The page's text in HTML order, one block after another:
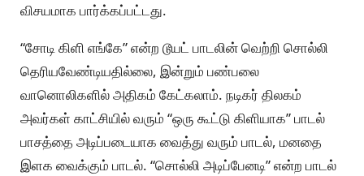
விசயமாக பார்க்கப்பட்டது.
“சோடி கிளி எங்கே” என்ற டூயட் பாடலின் வெற்றி சொல்லி
தெரியவேண்டியதில்லை, இன்றும் பண்பலை
வானொலிகளில் அதிகம் கேட்கலாம். நடிகர் திலகம்
அவர்கள் காட்சியில் வரும் “ஒரு கூட்டு கிளியாக” பாடல்
பாசத்தை அடிப்படையாக வைத்து வரும் பாடல், மனதை
இளக வைக்கும் பாடல். “சொல்லி அடிப்பேனடி” என்ற பாடல்